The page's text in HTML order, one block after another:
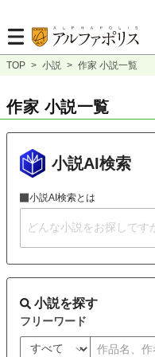
TOP > 小説 > 作家 小説一覧
作家 小説一覧
小説AI検索
小説AI検索とは
小説を探す
フリーワード